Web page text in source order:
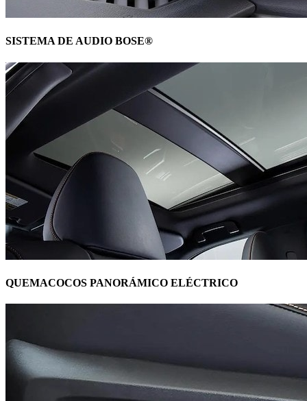
SISTEMA DE AUDIO BOSE®
QUEMACOCOS PANORÁMICO ELÉCTRICO